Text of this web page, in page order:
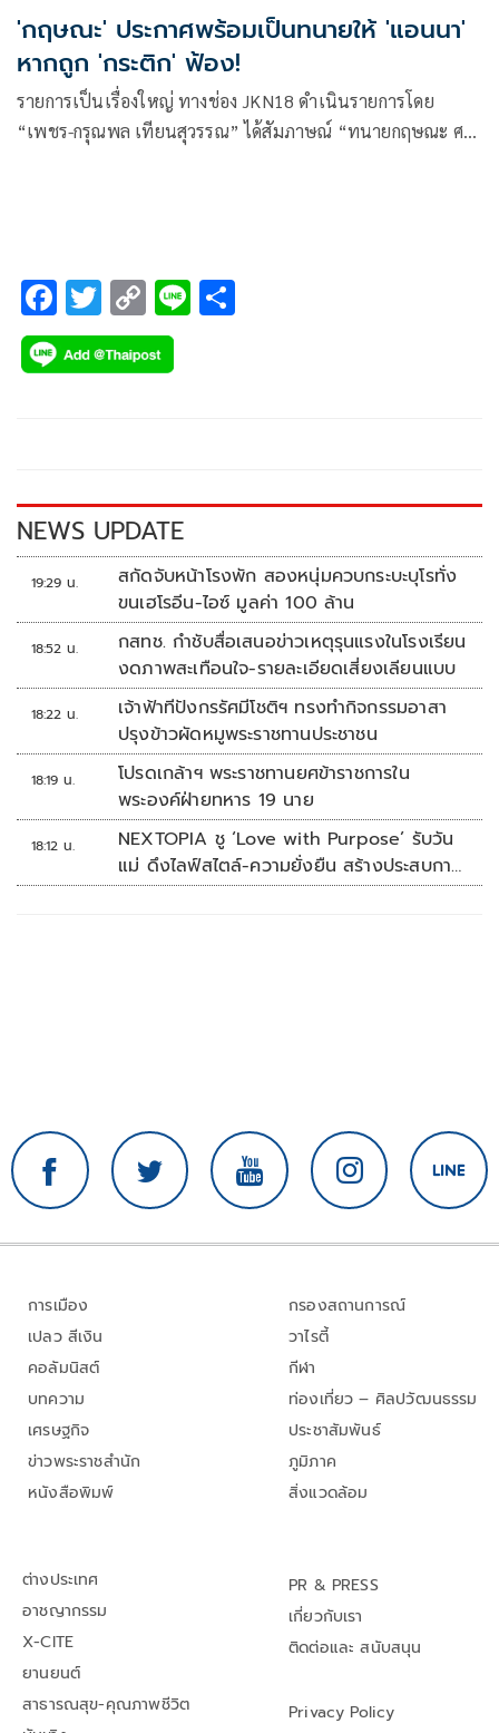
'กฤษณะ' ประกาศพร้อมเป็นทนายให้ 'แอนนา'
หากถูก 'กระติก' ฟ้อง!
รายการเป็นเรื่องใหญ่ ทางช่อง JKN18 ดำเนินรายการโดย
“เพชร-กรุณพล เทียนสุวรรณ” ได้สัมภาษณ์ “ทนายกฤษณะ ศรี
สุขสวัสดิ์” ฟ้อง
F
ac
e
k
T
wi
tt
C
o
p
k
Li
NEWS UPDATE
19:29 น.
สกัดจับหน้าโรงพัก สองหนุ่มควบกระบะบุโรทั่ง
ขนเฮโรอีน-ไอซ์ มูลค่า 100 ล้าน
18:52 น.
กสทช. กำชับสื่อเสนอข่าวเหตุรุนแรงในโรงเรียน
งดภาพสะเทือนใจ-รายละเอียดเสี่ยงเลียนแบบ
18:22 น.
เจ้าฟ้าทีปังกรรัศมีโชติฯ ทรงทำกิจกรรมอาสา
ปรุงข้าวผัดหมูพระราชทานประชาชน
18:19 น.
โปรดเกล้าฯ พระราชทานยศข้าราชการใน
พระองค์ฝ่ายทหาร 19 นาย
18:12 น.
NEXTOPIA ชู ‘Love with Purpose’ รับวัน
แม่ ดึงไลฟ์สไตล์-ความยั่งยืน สร้างประสบกา
รณ์ช้อปปิงมีความหมาย
การเมือง
เปลว สีเงิน
คอลัมนิสต์
บทความ
เศรษฐกิจ
ข่าวพระราชสำนัก
หนังสือพิมพ์
กรองสถานการณ์
วาไรตี้
กีฬา
ท่องเที่ยว – ศิลปวัฒนธรรม
ประชาสัมพันธ์
ภูมิภาค
สิ่งแวดล้อม
ต่างประเทศ
อาชญากรรม
X-CITE
ยานยนต์
สาธารณสุข-คุณภาพชีวิต
PR & PRESS
เกี่ยวกับเรา
ติดต่อและ สนับสนุน
Privacy Policy